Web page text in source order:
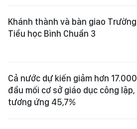
Khánh thành và bàn giao Trường
Tiểu học Bình Chuẩn 3
Cả nước dự kiến giảm hơn 17.000
đầu mối cơ sở giáo dục công lập,
tương ứng 45,7%